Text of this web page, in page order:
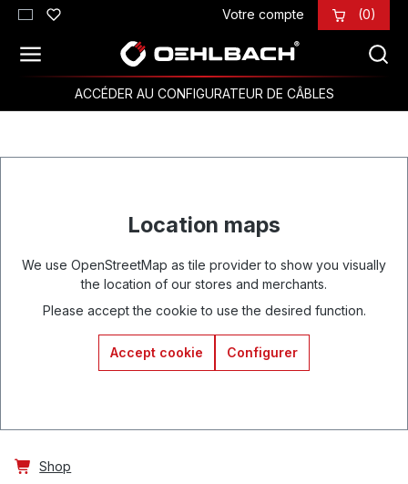
Passer au contenu principal Votre compte (0)
ACCÉDER AU CONFIGURATEUR DE CÂBLES
Location maps
We use OpenStreetMap as tile provider to show you visually
the location of our stores and merchants.
Please accept the cookie to use the desired function.
Accept cookie Configurer
Shop